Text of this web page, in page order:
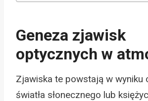
Geneza zjawisk
optycznych w
Zjawiska te powstają w wyniku
światła słonecznego lub